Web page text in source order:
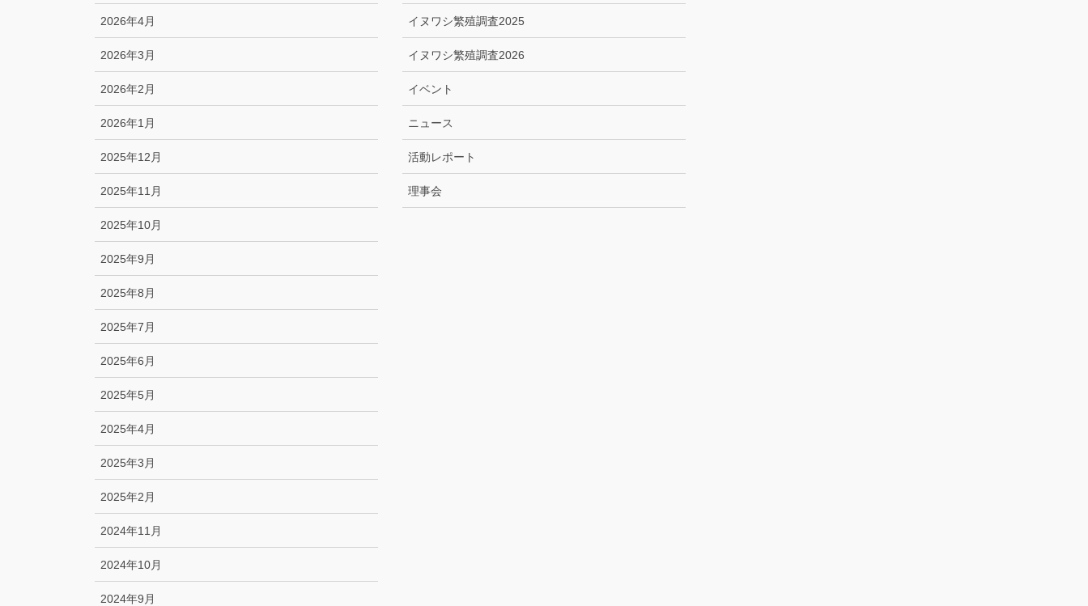
2026年4月
2026年3月
2026年2月
2026年1月
2025年12月
2025年11月
2025年10月
2025年9月
2025年8月
2025年7月
2025年6月
2025年5月
2025年4月
2025年3月
2025年2月
2024年11月
2024年10月
2024年9月
イヌワシ繁殖調査2025
イヌワシ繁殖調査2026
イベント
ニュース
活動レポート
理事会